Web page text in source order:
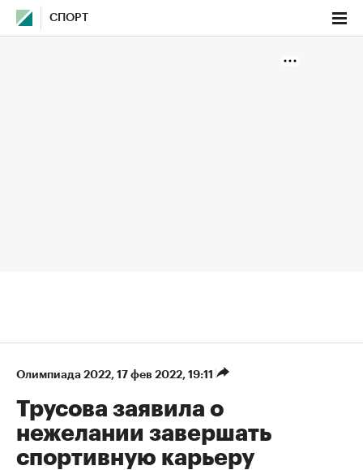
СПОРТ
Олимпиада 2022⁠, 17 фев 2022, 19:11
Трусова заявила о
нежелании завершать
спортивную карьеру